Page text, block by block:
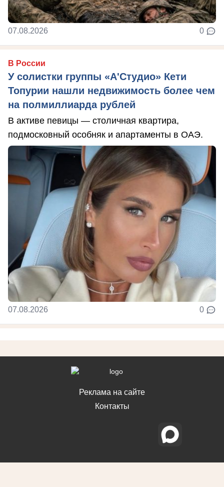
07.08.2026 0
В России
У солистки группы «А'Студио» Кети
Топурии нашли недвижимость более чем
на полмиллиарда рублей
В активе певицы — столичная квартира,
подмосковный особняк и апартаменты в ОАЭ.
07.08.2026 0
Реклама на сайте
Контакты